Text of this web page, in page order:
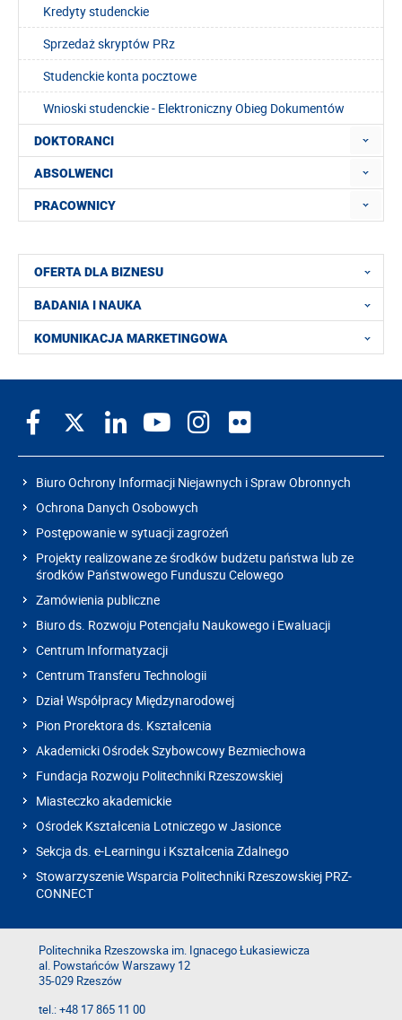
Kredyty studenckie
Sprzedaż skryptów PRz
Studenckie konta pocztowe
Wnioski studenckie - Elektroniczny Obieg Dokumentów
DOKTORANCI
ABSOLWENCI
PRACOWNICY
OFERTA DLA BIZNESU
BADANIA I NAUKA
KOMUNIKACJA MARKETINGOWA
Biuro Ochrony Informacji Niejawnych i Spraw Obronnych
Ochrona Danych Osobowych
Postępowanie w sytuacji zagrożeń
Projekty realizowane ze środków budżetu państwa lub ze
środków Państwowego Funduszu Celowego
Zamówienia publiczne
Biuro ds. Rozwoju Potencjału Naukowego i Ewaluacji
Centrum Informatyzacji
Centrum Transferu Technologii
Dział Współpracy Międzynarodowej
Pion Prorektora ds. Kształcenia
Akademicki Ośrodek Szybowcowy Bezmiechowa
Fundacja Rozwoju Politechniki Rzeszowskiej
Miasteczko akademickie
Ośrodek Kształcenia Lotniczego w Jasionce
Sekcja ds. e-Learningu i Kształcenia Zdalnego
Stowarzyszenie Wsparcia Politechniki Rzeszowskiej PRZ-
CONNECT
Politechnika Rzeszowska im. Ignacego Łukasiewicza
al. Powstańców Warszawy 12
35-029 Rzeszów
tel.: +48 17 865 11 00